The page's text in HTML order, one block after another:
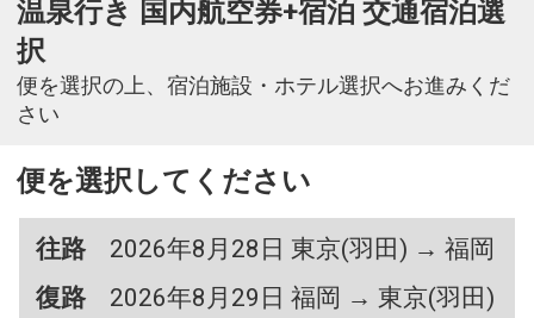
温泉行き 国内航空券+宿泊 交通宿泊選
択
便を選択の上、宿泊施設・ホテル選択へお進みくだ
さい
便を選択してください
往路
2026年8月28日 東京(羽田) → 福岡
復路
2026年8月29日 福岡 → 東京(羽田)